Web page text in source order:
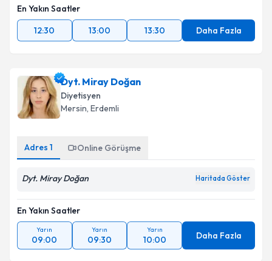
En Yakın Saatler
12:30
13:00 13:30 Daha Fazla
Dyt. Miray Doğan
Diyetisyen
Mersin, Erdemli
Adres 1 Online Görüşme
Dyt. Miray Doğan Haritada Göster
En Yakın Saatler
Yarın
09:00
Yarın
09:30
Yarın
10:00 Daha Fazla